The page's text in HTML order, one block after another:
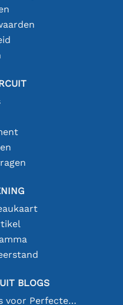
BLOGS
Solderen als een Pro: Tips voor Perfecte Elektronische Verbindingen